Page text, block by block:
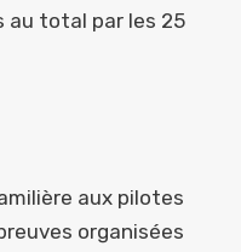
total par les 25
aux pilotes
organisées